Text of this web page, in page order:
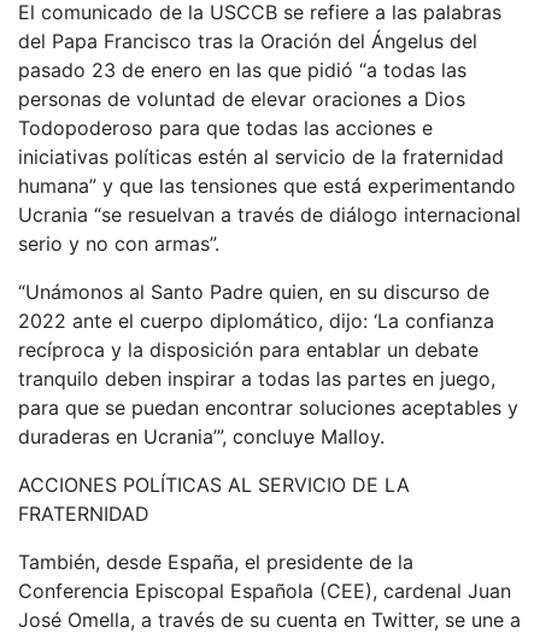
El comunicado de la USCCB se refiere a las palabras
del Papa Francisco tras la Oración del Ángelus del
pasado 23 de enero en las que pidió “a todas las
personas de voluntad de elevar oraciones a Dios
Todopoderoso para que todas las acciones e
iniciativas políticas estén al servicio de la fraternidad
humana” y que las tensiones que está experimentando
Ucrania “se resuelvan a través de diálogo internacional
serio y no con armas”.
“Unámonos al Santo Padre quien, en su discurso de
2022 ante el cuerpo diplomático, dijo: ‘La confianza
recíproca y la disposición para entablar un debate
tranquilo deben inspirar a todas las partes en juego,
para que se puedan encontrar soluciones aceptables y
duraderas en Ucrania’”, concluye Malloy.
ACCIONES POLÍTICAS AL SERVICIO DE LA
FRATERNIDAD
También, desde España, el presidente de la
Conferencia Episcopal Española (CEE), cardenal Juan
José Omella, a través de su cuenta en Twitter, se une a